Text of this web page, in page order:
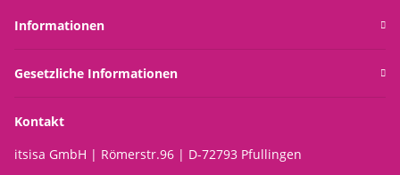
Informationen
Gesetzliche Informationen
Kontakt
itsisa GmbH | Römerstr.96 | D-72793 Pfullingen